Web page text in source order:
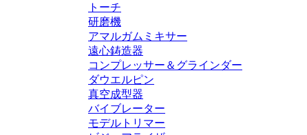
トーチ
研磨機
アマルガムミキサー
遠心鋳造器
コンプレッサー＆グラインダー
ダウエルピン
真空成型器
バイブレーター
モデルトリマー